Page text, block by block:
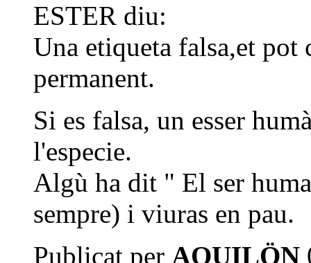
ESTER diu:
Una etiqueta falsa,et pot
permanent.
Si es falsa, un esser
l'especie.
Algù ha dit " El ser
sempre) i viuras en pau.
Publicat per AQUILÖN